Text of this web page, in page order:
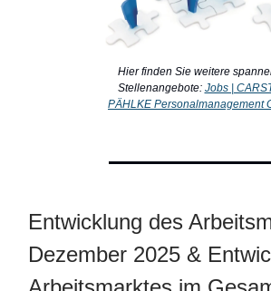
Hier finden Sie weitere
Stellenangebote: Jobs |
PÄHLKE Personalmanagement
Entwicklung des
Dezember 2025 &